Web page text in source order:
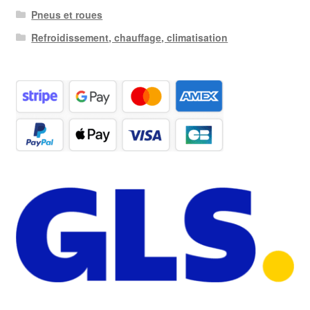
Pneus et roues
Refroidissement, chauffage, climatisation